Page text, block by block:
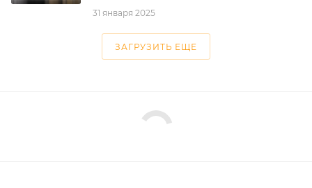
31 января 2025
ЗАГРУЗИТЬ ЕЩЕ